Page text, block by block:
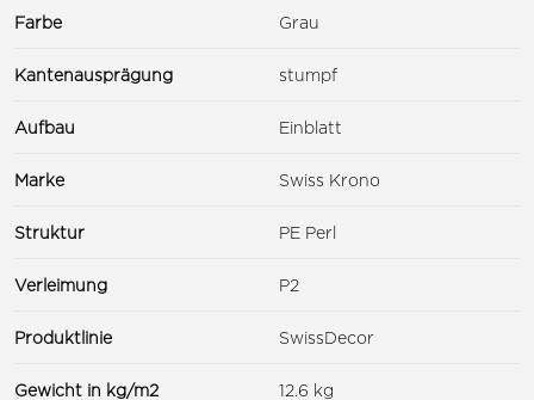
Farbe Grau
Kantenausprägung stumpf
Aufbau Einblatt
Marke Swiss Krono
Struktur PE Perl
Verleimung P2
Produktlinie SwissDecor
Gewicht in kg/m2 12.6 kg